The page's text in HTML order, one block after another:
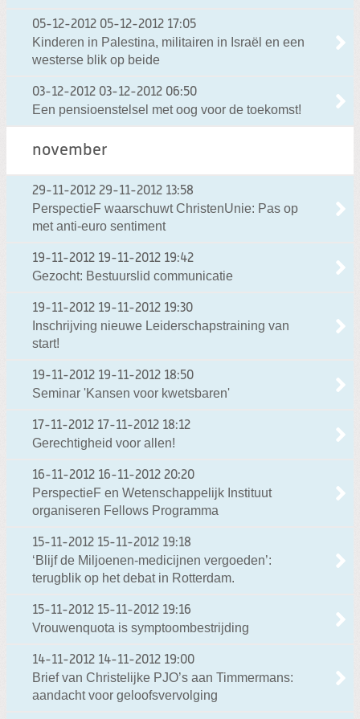
05-12-2012 05-12-2012 17:05
Kinderen in Palestina, militairen in Israël en een
westerse blik op beide
03-12-2012 03-12-2012 06:50
Een pensioenstelsel met oog voor de toekomst!
november
29-11-2012 29-11-2012 13:58
PerspectieF waarschuwt ChristenUnie: Pas op
met anti-euro sentiment
19-11-2012 19-11-2012 19:42
Gezocht: Bestuurslid communicatie
19-11-2012 19-11-2012 19:30
Inschrijving nieuwe Leiderschapstraining van
start!
19-11-2012 19-11-2012 18:50
Seminar 'Kansen voor kwetsbaren'
17-11-2012 17-11-2012 18:12
Gerechtigheid voor allen!
16-11-2012 16-11-2012 20:20
PerspectieF en Wetenschappelijk Instituut
organiseren Fellows Programma
15-11-2012 15-11-2012 19:18
‘Blijf de Miljoenen-medicijnen vergoeden’:
terugblik op het debat in Rotterdam.
15-11-2012 15-11-2012 19:16
Vrouwenquota is symptoombestrijding
14-11-2012 14-11-2012 19:00
Brief van Christelijke PJO’s aan Timmermans:
aandacht voor geloofsvervolging